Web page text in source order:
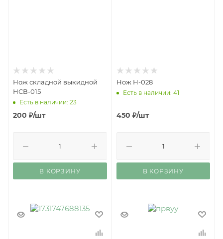
Нож складной выкидной
НСВ-015
Есть в наличии: 23
200 ₽/шт
В КОРЗИНУ
Нож Н-028
Есть в наличии: 41
450 ₽/шт
В КОРЗИНУ